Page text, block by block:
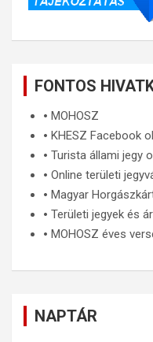
FONTOS
🞄 MOHOSZ
🞄 KHESZ Facebook
🞄 Turista állami jegy
🞄 Online területi
🞄 Magyar
🞄 Területi jegyek és
🞄 MOHOSZ éves
NAPTÁR